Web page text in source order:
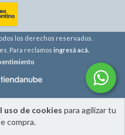
uso de cookies para agilizar tu
compra.
los derechos reservados.
Para reclamos ingresá acá.